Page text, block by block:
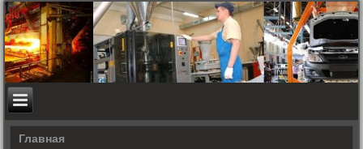
Главная